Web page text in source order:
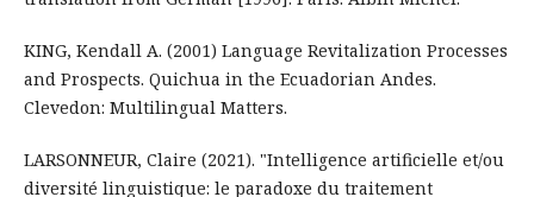
KING, Kendall A. (2001) Language Revitalization Processes
and Prospects. Quichua in the Ecuadorian Andes.
Clevedon: Multilingual Matters.
LARSONNEUR, Claire (2021). "Intelligence artificielle et/ou
diversité linguistique: le paradoxe du traitement